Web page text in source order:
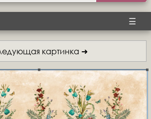
☰
картинка ➜